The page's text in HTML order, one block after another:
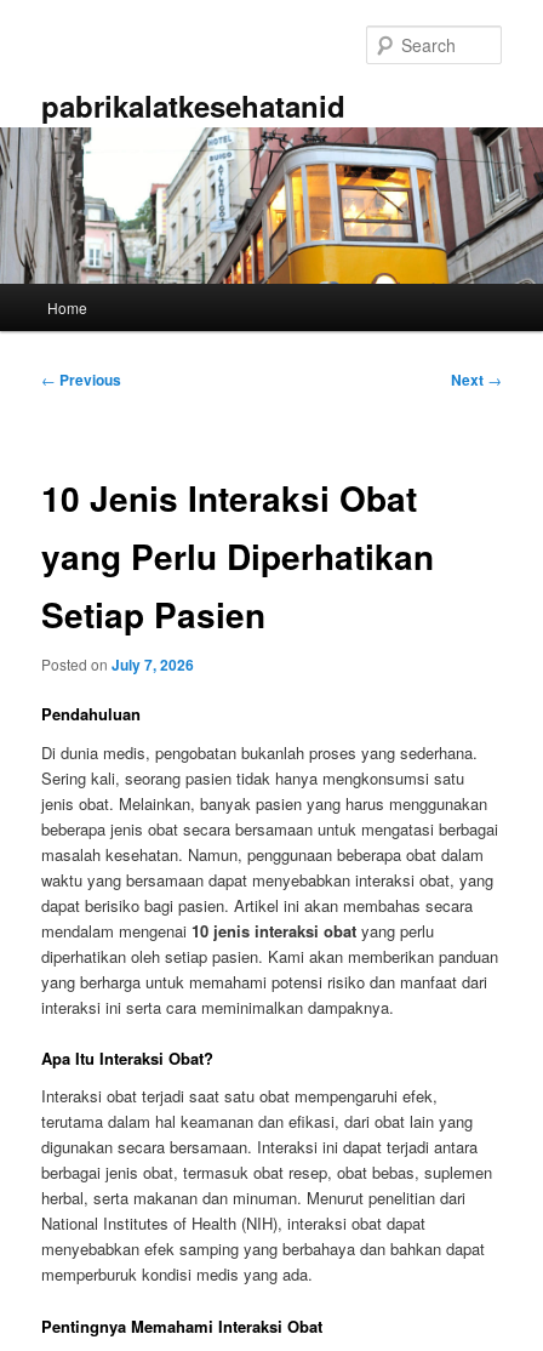
pabrikalatkesehatanid
Home
Post
← Previous Next →
10 Jenis Interaksi Obat
yang Perlu Diperhatikan
Setiap Pasien
Posted onJuly 7, 2026
Pendahuluan
Di dunia medis, pengobatan bukanlah proses yang sederhana.
Sering kali, seorang pasien tidak hanya mengkonsumsi satu
jenis obat. Melainkan, banyak pasien yang harus menggunakan
beberapa jenis obat secara bersamaan untuk mengatasi berbagai
masalah kesehatan. Namun, penggunaan beberapa obat dalam
waktu yang bersamaan dapat menyebabkan interaksi obat, yang
dapat berisiko bagi pasien. Artikel ini akan membahas secara
mendalam mengenai10 jenis interaksi obat yang perlu
diperhatikan oleh setiap pasien. Kami akan memberikan panduan
yang berharga untuk memahami potensi risiko dan manfaat dari
interaksi ini serta cara meminimalkan dampaknya.
Apa Itu Interaksi Obat?
Interaksi obat terjadi saat satu obat mempengaruhi efek,
terutama dalam hal keamanan dan efikasi, dari obat lain yang
digunakan secara bersamaan. Interaksi ini dapat terjadi antara
berbagai jenis obat, termasuk obat resep, obat bebas, suplemen
herbal, serta makanan dan minuman. Menurut penelitian dari
National Institutes of Health (NIH), interaksi obat dapat
menyebabkan efek samping yang berbahaya dan bahkan dapat
memperburuk kondisi medis yang ada.
Pentingnya Memahami Interaksi Obat